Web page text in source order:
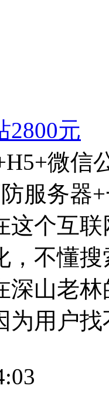
2800元
微信
服务器
这个互
，不懂
深山老
为用户